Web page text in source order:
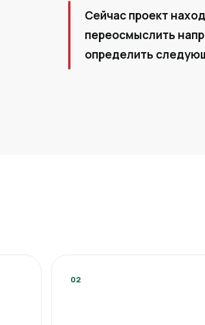
Сейчас проект
переосмыслить
определить
02